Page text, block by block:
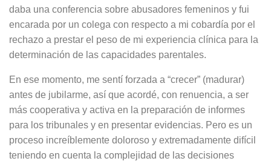
daba una conferencia sobre abusadores femeninos y fui
encarada por un colega con respecto a mi cobardía por el
rechazo a prestar el peso de mi experiencia clínica para la
determinación de las capacidades parentales.
En ese momento, me sentí forzada a “crecer” (madurar)
antes de jubilarme, así que acordé, con renuencia, a ser
más cooperativa y activa en la preparación de informes
para los tribunales y en presentar evidencias. Pero es un
proceso increíblemente doloroso y extremadamente difícil
teniendo en cuenta la complejidad de las decisiones